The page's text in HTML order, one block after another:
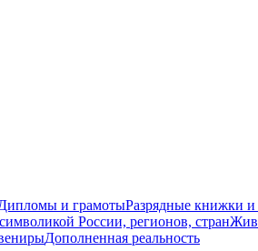
и грамотыРазрядные книжки и
России, регионов, стран
Дополненная реальность